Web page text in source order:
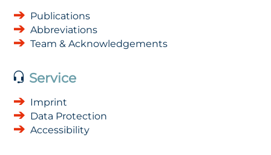
Publications
Abbreviations
Team & Acknowledgements
Service
Imprint
Data Protection
Accessibility